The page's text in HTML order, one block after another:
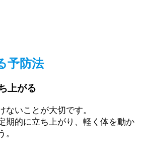
予防法
上がる
ないことが大切です。
期的に立ち上がり、軽く体を動か
。